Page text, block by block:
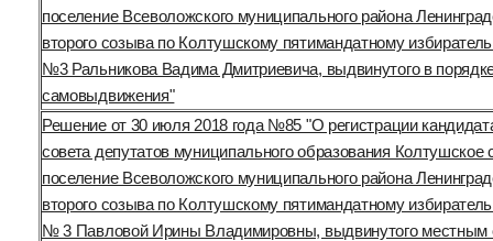
поселение Всеволожского муниципального района
второго созыва по Колтушскому пятимандатному
№3 Ральникова Вадима Дмитриевича, выдвинутого в
самовыдвижения"
Решение от 30 июля 2018 года №85 "О регистрации
совета депутатов муниципального образования Колтушское
поселение Всеволожского муниципального района
второго созыва по Колтушскому пятимандатному
№ 3 Павловой Ирины Владимировны, выдвинутого местным